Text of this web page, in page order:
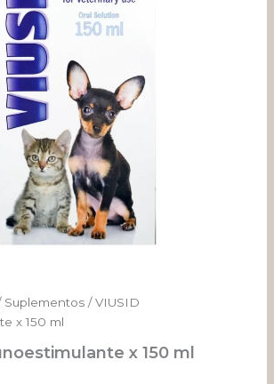
Suplementos / VIUSID
x 150 ml
x 150 ml